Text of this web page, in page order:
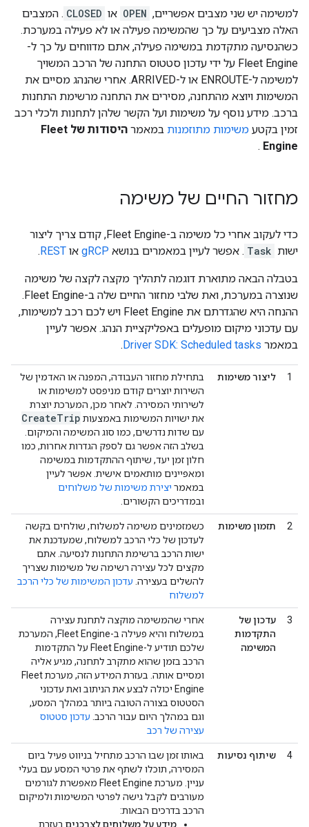
למשימה יש שני מצבים אפשריים, OPEN או CLOSED . המצבים
האלה מצביעים על כך שהמשימה פעילה או לא פעילה במערכת.
כשהנסיעה מתקדמת במשימה פעילה, אתם מדווחים על כך ל-
Fleet Engine על ידי עדכון סטטוס התחנה של הרכב המשויך
למשימה ל-ENROUTE או ל-ARRIVED. אחרי שהנהג מסיים את
המשימות ויוצא מהתחנה, מסירים את התחנה מרשימת התחנות
ברכב. מידע נוסף על משימות ועל הקשר שלהן לתחנות ולכלי רכב
זמין בקטע משימות מתוזמנות במאמר
היסודות של Fleet
Engine
.
מחזור החיים של משימה
כדי לעקוב אחרי כל משימה ב-Fleet Engine, קודם צריך ליצור
ישות Task . אפשר לעיין במאמרים בנושא gRCP או REST
.
בטבלה הבאה מתוארת דוגמה לתהליך מקצה לקצה של משימה
שנוצרה במערכת, ואת שלבי מחזור החיים שלה ב-Fleet Engine.
ההנחה היא שהגדרתם את Fleet Engine ויש לכם רכב למשימות,
עם עדכוני מיקום מופעלים באפליקציית הנהג. אפשר לעיין
במאמר Driver SDK: Scheduled tasks
.
1 ליצור משימות
בתחילת מחזור העבודה, המפנה או האדמין של
השירות יוצרים קודם מניפסט למשימות או
לשירותי המסירה. לאחר מכן, המערכת יוצרת
את ישויות המשימות באמצעות
CreateTrip
עם שדות נדרשים, כמו סוג המשימה והמיקום.
בשלב הזה אפשר גם לספק הגדרות אחרות, כמו
חלון זמן יעד, שיתוף ההתקדמות במשימה
ומאפיינים מותאמים אישית. אפשר לעיין
במאמר יצירת משימות של משלוחים
ובמדריכים הקשורים.
2 תזמון משימות
כשמזמינים משימה למשלוח, שולחים בקשה
לעדכון של כלי הרכב למשלוח, שמעדכנת את
ישות הרכב ברשימת התחנות לנסיעה. אתם
מקצים לכל עצירה רשימה של משימות שצריך
להשלים בעצירה. עדכון המשימות של כלי הרכב
למשלוח
3
עדכון של
התקדמות
המשימה
אחרי שהמשימה מוקצה לתחנת עצירה
במשלוח והיא פעילה ב-Fleet Engine, המערכת
שלכם תודיע ל-Fleet Engine על התקדמות
הרכב בזמן שהוא מתקרב לתחנה, מגיע אליה
ומסיים אותה. בעזרת המידע הזה, מערכת Fleet
Engine יכולה לבצע את הניתוב ואת עדכוני
הסטטוס בצורה הטובה ביותר במהלך המסע,
וגם במהלך היום עבור הרכב. עדכון סטטוס
עצירה של רכב
4 שיתוף נסיעות
באותו זמן שבו הרכב מתחיל בניווט פעיל ביום
המסירה, תוכלו לשתף את פרטי המסע עם בעלי
עניין. מערכת Fleet Engine מאפשרת לגורמים
מעורבים לקבל גישה לפרטי המשימות ולמיקום
הרכב בדרכים הבאות:
מידע על משלוחים לצרכנים בעזרת